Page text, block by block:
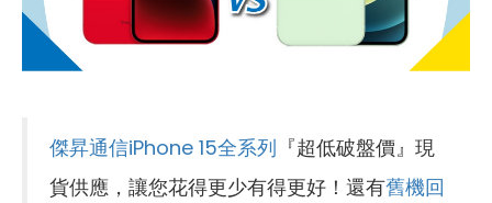
傑昇通信iPhone 15全系列 『超低破盤價』現
貨供應，讓您花得更少有得更好！還有舊機回